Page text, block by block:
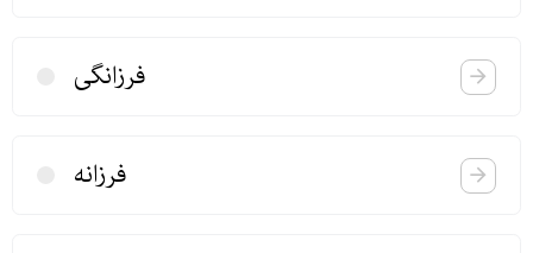
فرزانگی
فرزانه